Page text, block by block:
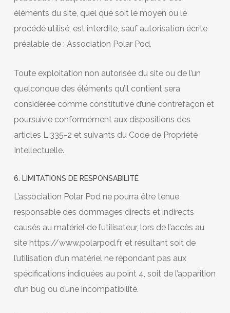
éléments du site, quel que soit le moyen ou le
procédé utilisé, est interdite, sauf autorisation écrite
préalable de : Association Polar Pod.
Toute exploitation non autorisée du site ou de l’un
quelconque des éléments qu’il contient sera
considérée comme constitutive d’une contrefaçon et
poursuivie conformément aux dispositions des
articles L.335-2 et suivants du Code de Propriété
Intellectuelle.
6. LIMITATIONS DE RESPONSABILITÉ
L’association Polar Pod ne pourra être tenue
responsable des dommages directs et indirects
causés au matériel de l’utilisateur, lors de l’accès au
site https://www.polarpod.fr, et résultant soit de
l’utilisation d’un matériel ne répondant pas aux
spécifications indiquées au point 4, soit de l’apparition
d’un bug ou d’une incompatibilité.